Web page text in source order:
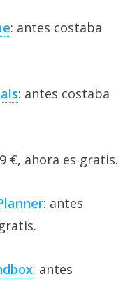
: antes costaba
: antes costaba
€, ahora es gratis.
: antes
: antes